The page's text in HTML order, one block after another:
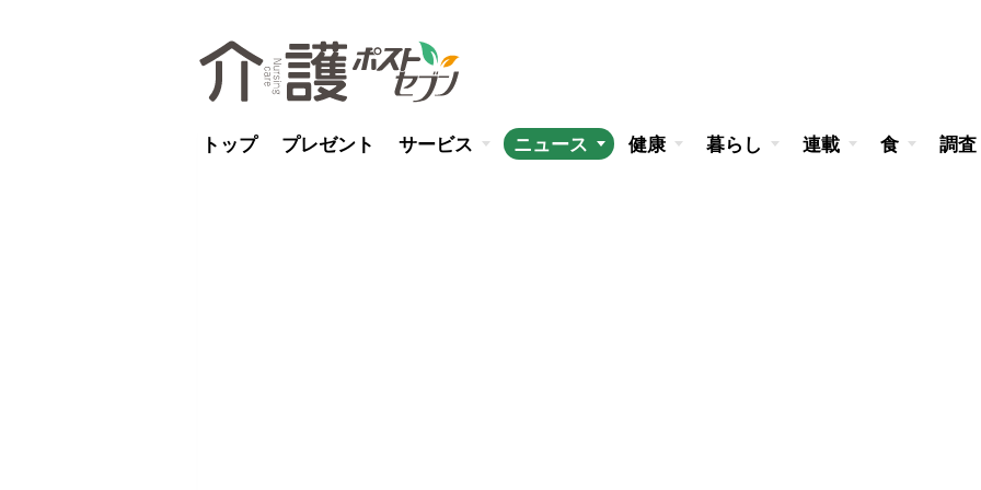
トップ プレゼント サービス ニュース 健康 暮らし 連載 食 調査